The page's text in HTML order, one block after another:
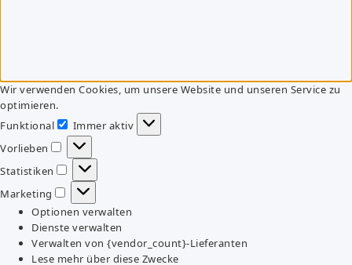
Wir verwenden Cookies, um unsere Website und unseren Service zu
optimieren.
Funktional
Funktional
Immer aktiv
Vorlieben
Vorlieben
Statistiken
Statistiken
Marketing
Marketing
Optionen verwalten
Dienste verwalten
Verwalten von {vendor_count}-Lieferanten
Lese mehr über diese Zwecke